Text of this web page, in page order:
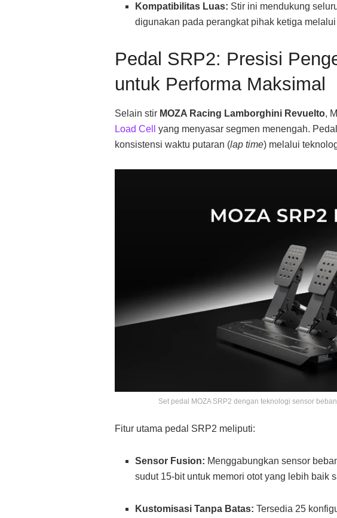
Kompatibilitas Luas: Stir ini mendukung
digunakan pada perangkat pihak ketiga
Pedal SRP2: Presisi
untuk Performa Maksimal
Selain stir MOZA Racing Lamborghini Revuelto,
Load Cell
yang menyasar segmen menengah.
konsistensi waktu putaran (lap time) melalui
Set pedal MOZA SRP2 dengan teknologi sensor
Fitur utama pedal SRP2 meliputi:
Sensor Fusion: Menggabungkan sensor
sudut 15-bit untuk memori otot yang lebih baik
Kustomisasi Tanpa Batas: Tersedia 25